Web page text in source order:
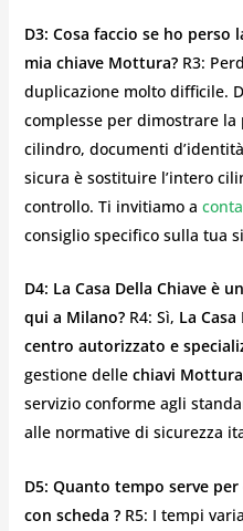
D3: Cosa faccio se ho
mia chiave Mottura?R3:
duplicazione molto difficile.
complesse per dimostrare
cilindro, documenti
sicura è sostituire l’intero
controllo. Ti invitiamo a
consiglio specifico sulla tua
D4: La Casa Della Chiave è
qui a Milano?R4: Sì, La
centro autorizzato e
gestione delle chiavi
servizio conforme agli
alle normative di sicurezza
D5: Quanto tempo serve
con scheda ?R5: I tempi